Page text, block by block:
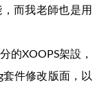
而我老師也是用
的XOOPS架設，
件修改版面，以